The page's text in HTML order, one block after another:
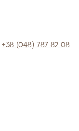
+38 (048) 787 82 08